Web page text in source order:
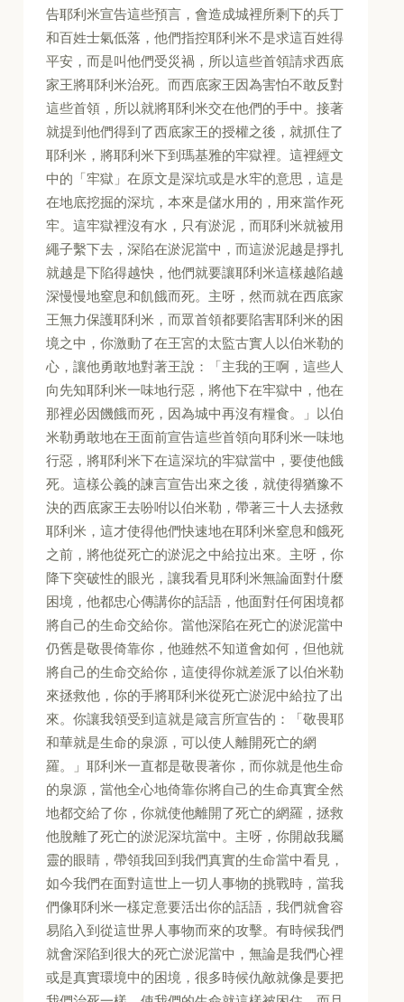
告耶利米宣告這些預言，會造成城裡所剩下的兵丁
和百姓士氣低落，他們指控耶利米不是求這百姓得
平安，而是叫他們受災禍，所以這些首領請求西底
家王將耶利米治死。而西底家王因為害怕不敢反對
這些首領，所以就將耶利米交在他們的手中。接著
就提到他們得到了西底家王的授權之後，就抓住了
耶利米，將耶利米下到瑪基雅的牢獄裡。這裡經文
中的「牢獄」在原文是深坑或是水牢的意思，這是
在地底挖掘的深坑，本來是儲水用的，用來當作死
牢。這牢獄裡沒有水，只有淤泥，而耶利米就被用
繩子繫下去，深陷在淤泥當中，而這淤泥越是掙扎
就越是下陷得越快，他們就要讓耶利米這樣越陷越
深慢慢地窒息和飢餓而死。主呀，然而就在西底家
王無力保護耶利米，而眾首領都要陷害耶利米的困
境之中，你激動了在王宮的太監古實人以伯米勒的
心，讓他勇敢地對著王說：「主我的王啊，這些人
向先知耶利米一味地行惡，將他下在牢獄中，他在
那裡必因饑餓而死，因為城中再沒有糧食。」以伯
米勒勇敢地在王面前宣告這些首領向耶利米一味地
行惡，將耶利米下在這深坑的牢獄當中，要使他餓
死。這樣公義的諫言宣告出來之後，就使得猶豫不
決的西底家王去吩咐以伯米勒，帶著三十人去拯救
耶利米，這才使得他們快速地在耶利米窒息和餓死
之前，將他從死亡的淤泥之中給拉出來。主呀，你
降下突破性的眼光，讓我看見耶利米無論面對什麼
困境，他都忠心傳講你的話語，他面對任何困境都
將自己的生命交給你。當他深陷在死亡的淤泥當中
仍舊是敬畏倚靠你，他雖然不知道會如何，但他就
將自己的生命交給你，這使得你就差派了以伯米勒
來拯救他，你的手將耶利米從死亡淤泥中給拉了出
來。你讓我領受到這就是箴言所宣告的：「敬畏耶
和華就是生命的泉源，可以使人離開死亡的網
羅。」耶利米一直都是敬畏著你，而你就是他生命
的泉源，當他全心地倚靠你將自己的生命真實全然
地都交給了你，你就使他離開了死亡的網羅，拯救
他脫離了死亡的淤泥深坑當中。主呀，你開啟我屬
靈的眼睛，帶領我回到我們真實的生命當中看見，
如今我們在面對這世上一切人事物的挑戰時，當我
們像耶利米一樣定意要活出你的話語，我們就會容
易陷入到從這世界人事物而來的攻擊。有時候我們
就會深陷到很大的死亡淤泥當中，無論是我們心裡
或是真實環境中的困境，很多時候仇敵就像是要把